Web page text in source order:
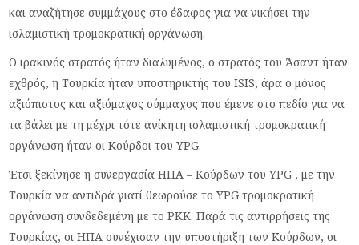
και αναζήτησε συμμάχους στο έδαφος για να νικήσει την
ισλαμιστική τρομοκρατική οργάνωση.
Ο ιρακινός στρατός ήταν διαλυμένος, ο στρατός του Άσαντ ήταν
εχθρός, η Τουρκία ήταν υποστηρικτής του ISIS, άρα ο μόνος
αξιόπιστος και αξιόμαχος σύμμαχος που έμενε στο πεδίο για να
τα βάλει με τη μέχρι τότε ανίκητη ισλαμιστική τρομοκρατική
οργάνωση ήταν οι Κούρδοι του YPG.
Έτσι ξεκίνησε η συνεργασία ΗΠΑ – Κούρδων του YPG , με την
Τουρκία να αντιδρά γιατί θεωρούσε το YPG τρομοκρατική
οργάνωση συνδεδεμένη με το ΡΚΚ. Παρά τις αντιρρήσεις της
Τουρκίας, οι ΗΠΑ συνέχισαν την υποστήριξη των Κούρδων, οι